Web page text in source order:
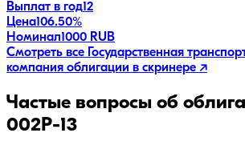
Выплат в год12
Цена106.50%
Номинал1000 RUB
Смотреть все Государственная
компания облигации в скринере ↗
Частые вопросы об
002P-13